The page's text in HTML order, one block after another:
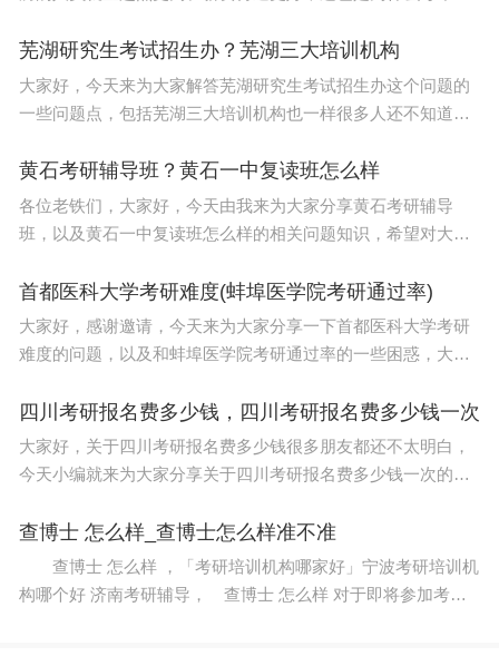
校有哪些？下面给小伙伴们介绍一下。自
芜湖研究生考试招生办？芜湖三大培训机构
大家好，今天来为大家解答芜湖研究生考试招生办这个问题的
一些问题点，包括芜湖三大培训机构也一样很多人还不知道，
吧！如果解决了您的问题，还望您关注下本站哦，谢谢~
黄石考研辅导班？黄石一中复读班怎么样
各位老铁们，大家好，今天由我来为大家分享黄石考研辅导
班，以及黄石一中复读班怎么样的相关问题知识，希望对大家
支持是我们最大的动力，谢谢大家了哈，下面我们开始吧
首都医科大学考研难度(蚌埠医学院考研通过率)
大家好，感谢邀请，今天来为大家分享一下首都医科大学考研
难度的问题，以及和蚌埠医学院考研通过率的一些困惑，大家
享，希望可以帮助到大家，解决大家的问题，下面就开始吧
四川考研报名费多少钱，四川考研报名费多少钱一次
大家好，关于四川考研报名费多少钱很多朋友都还不太明白，
今天小编就来为大家分享关于四川考研报名费多少钱一次的知
专考研的费用高吗四川大学研究生2023学费多
查博士 怎么样_查博士怎么样准不准
查博士 怎么样 ，「考研培训机构哪家好」宁波考研培训机
构哪个好 济南考研辅导， 查博士 怎么样 对于即将参加考研